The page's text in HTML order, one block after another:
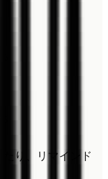
り、リマインド